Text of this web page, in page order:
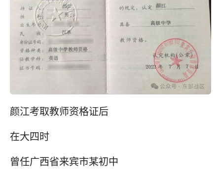
颜江考取教师资格证后
在大四时
曾任广西省来宾市某初中